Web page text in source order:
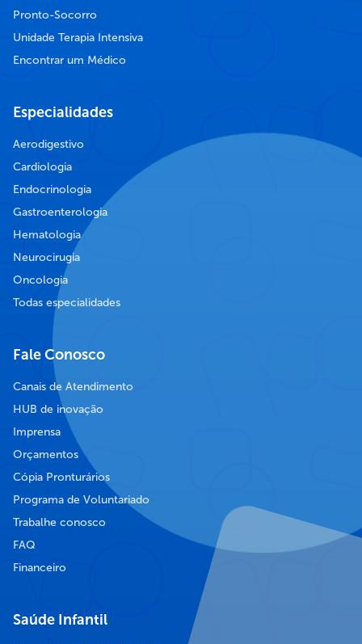
Pronto-Socorro
Unidade Terapia Intensiva
Encontrar um Médico
Especialidades
Aerodigestivo
Cardiologia
Endocrinologia
Gastroenterologia
Hematologia
Neurocirugia
Oncologia
Todas especialidades
Fale Conosco
Canais de Atendimento
HUB de inovação
Imprensa
Orçamentos
Cópia Pronturários
Programa de Voluntariado
Trabalhe conosco
FAQ
Financeiro
Saúde Infantil